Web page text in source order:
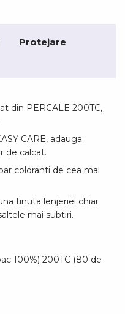
Protejare
din PERCALE 200TC,
CARE, adauga
de calcat.
coloranti de cea mai
tinuta lenjeriei chiar
mai subtiri.
100%) 200TC (80 de